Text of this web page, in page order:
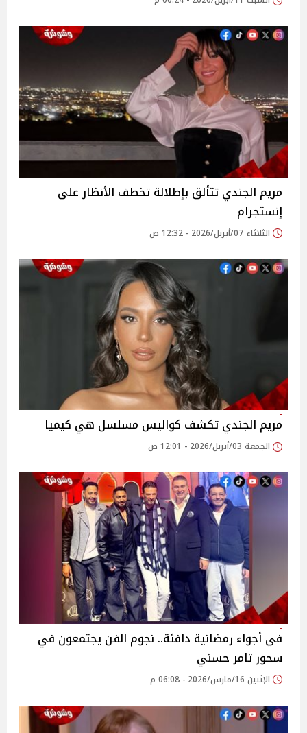
مريم الجندي تتألق بإطلالة تخطف الأنظار على
إنستجرام
الثلاثاء 07/أبريل/2026 - 12:32 ص
مريم الجندي تكشف كواليس مسلسل هي كيميا
الجمعة 03/أبريل/2026 - 12:01 ص
في أجواء رمضانية دافئة.. نجوم الفن يجتمعون في
سحور تامر حسني
الإثنين 16/مارس/2026 - 06:08 م